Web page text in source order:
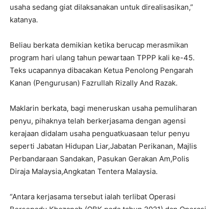
usaha sedang giat dilaksanakan untuk direalisasikan,”
katanya.
Beliau berkata demikian ketika berucap merasmikan
program hari ulang tahun pewartaan TPPP kali ke-45.
Teks ucapannya dibacakan Ketua Penolong Pengarah
Kanan (Pengurusan) Fazrullah Rizally And Razak.
Maklarin berkata, bagi meneruskan usaha pemuliharan
penyu, pihaknya telah berkerjasama dengan agensi
kerajaan didalam usaha penguatkuasaan telur penyu
seperti Jabatan Hidupan Liar,Jabatan Perikanan, Majlis
Perbandaraan Sandakan, Pasukan Gerakan Am,Polis
Diraja Malaysia,Angkatan Tentera Malaysia.
“Antara kerjasama tersebut ialah terlibat Operasi